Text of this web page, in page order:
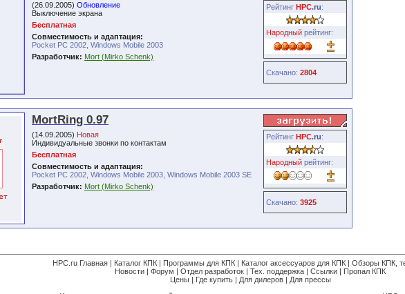
Рейтинг HPC.ru:
Народный рейтинг:
Скачано: 2804
(26.09.2005) Обновление
Выключение экрана
Бесплатная
Совместимость и адаптация:
Pocket PC 2002, Windows Mobile 2003
Разработчик: Mort (Mirko Schenk)
Рейтинг HPC.ru:
Народный рейтинг:
Скачано: 3925
MortRing 0.97
(14.09.2005) Новая
Индивидуальные звонки по контактам
Бесплатная
Совместимость и адаптация:
Pocket PC 2002, Windows Mobile 2003, Windows Mobile 2003 SE
Разработчик: Mort (Mirko Schenk)
HPC.ru Главная | Каталог КПК | Программы для КПК | Каталог аксессуаров для КПК | Обзоры КПК,
Новости | Форум | Отдел разработок | Тех. поддержка | Ссылки | Пропал КПК
Цены| Где купить| Для дилеров| Для прессы